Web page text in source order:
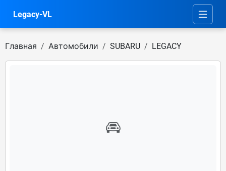
Legacy-VL
Главная Автомобили SUBARU LEGACY